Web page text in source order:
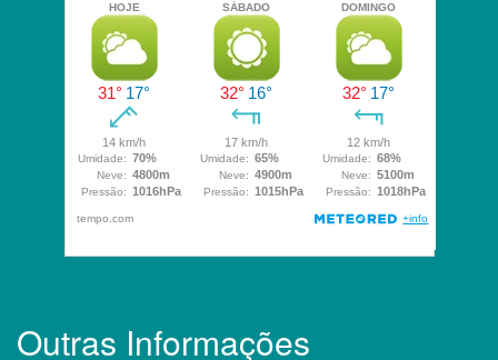
Outras Informações